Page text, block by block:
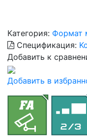
Категория: Формат
Спецификация:
Добавить к
Добавить в